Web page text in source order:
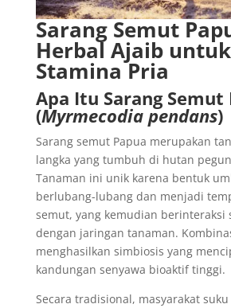
Sarang Semut
Herbal Ajaib untuk
Stamina Pria
Apa Itu Sarang Semut
(Myrmecodia pendans)
Sarang semut Papua merupakan
langka yang tumbuh di hutan
Tanaman ini unik karena bentuk
berlubang-lubang dan menjadi
semut, yang kemudian berinteraksi
dengan jaringan tanaman.
menghasilkan simbiosis yang
kandungan senyawa bioaktif tinggi.
Secara tradisional, masyarakat